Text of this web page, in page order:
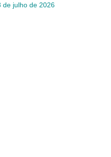
de julho de 2026